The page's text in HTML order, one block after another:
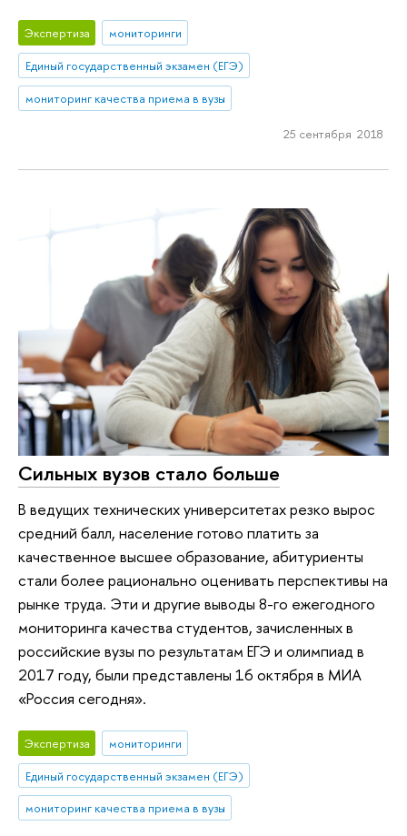
Экспертиза
мониторинги
Единый государственный экзамен (ЕГЭ)
мониторинг качества приема в вузы
25 сентября 2018
Сильных вузов стало больше
В ведущих технических университетах резко вырос
средний балл, население готово платить за
качественное высшее образование, абитуриенты
стали более рационально оценивать перспективы на
рынке труда. Эти и другие выводы 8-го ежегодного
мониторинга качества студентов, зачисленных в
российские вузы по результатам ЕГЭ и олимпиад в
2017 году, были представлены 16 октября в МИА
«Россия сегодня».
Экспертиза
мониторинги
Единый государственный экзамен (ЕГЭ)
мониторинг качества приема в вузы